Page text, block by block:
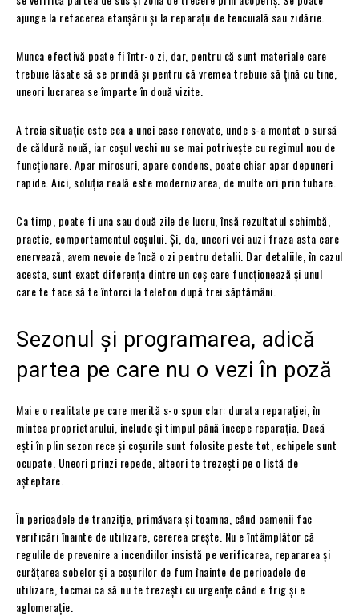
ajunge la refacerea etanșării și la reparații de tencuială sau zidărie.
Munca efectivă poate fi într-o zi, dar, pentru că sunt materiale care
trebuie lăsate să se prindă și pentru că vremea trebuie să țină cu tine,
uneori lucrarea se împarte în două vizite.
A treia situație este cea a unei case renovate, unde s-a montat o sursă
de căldură nouă, iar coșul vechi nu se mai potrivește cu regimul nou de
funcționare. Apar mirosuri, apare condens, poate chiar apar depuneri
rapide. Aici, soluția reală este modernizarea, de multe ori prin tubare.
Ca timp, poate fi una sau două zile de lucru, însă rezultatul schimbă,
practic, comportamentul coșului. Și, da, uneori vei auzi fraza asta care
enervează, avem nevoie de încă o zi pentru detalii. Dar detaliile, în cazul
acesta, sunt exact diferența dintre un coș care funcționează și unul
care te face să te întorci la telefon după trei săptămâni.
Sezonul și programarea, adică
partea pe care nu o vezi în poză
Mai e o realitate pe care merită s-o spun clar: durata reparației, în
mintea proprietarului, include și timpul până începe reparația. Dacă
ești în plin sezon rece și coșurile sunt folosite peste tot, echipele sunt
ocupate. Uneori prinzi repede, alteori te trezești pe o listă de
așteptare.
În perioadele de tranziție, primăvara și toamna, când oamenii fac
verificări înainte de utilizare, cererea crește. Nu e întâmplător că
regulile de prevenire a incendiilor insistă pe verificarea, repararea și
curățarea sobelor și a coșurilor de fum înainte de perioadele de
utilizare, tocmai ca să nu te trezești cu urgențe când e frig și e
aglomerație.